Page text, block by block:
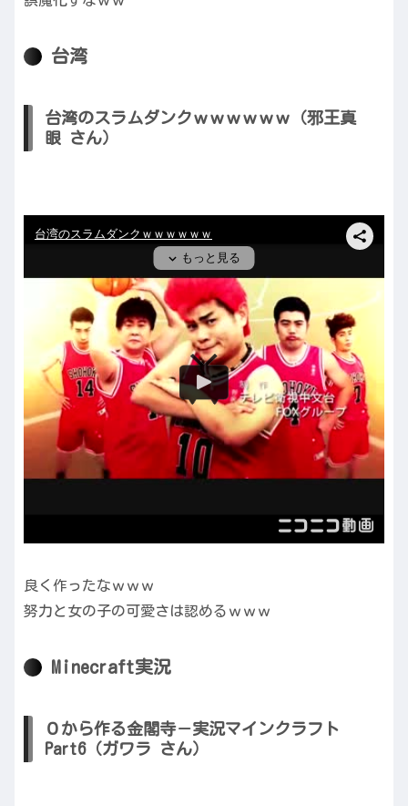
台湾
台湾のスラムダンクｗｗｗｗｗｗ（邪王真
眼 さん）
良く作ったなｗｗｗ
努力と女の子の可愛さは認めるｗｗｗ
Minecraft実況
０から作る金閣寺－実況マインクラフト
Part6（ガワラ さん）